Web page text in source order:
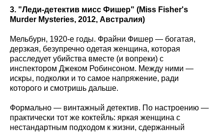
3. "Леди-детектив мисс Фишер" (Miss Fisher's
Murder Mysteries, 2012, Австралия)
Мельбурн, 1920-е годы. Фрайни Фишер — богатая,
дерзкая, безупречно одетая женщина, которая
расследует убийства вместе (и вопреки) с
инспектором Джеком Робинсоном. Между ними —
искры, подколки и то самое напряжение, ради
которого и смотришь дальше.
Формально — винтажный детектив. По настроению —
практически тот же коктейль: яркая женщина с
нестандартным подходом к жизни, сдержанный